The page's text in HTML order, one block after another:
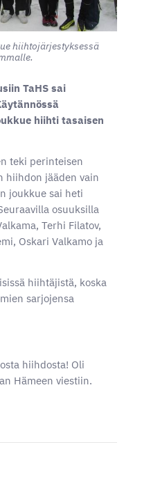
hiihtojärjestyksessä
TaHS sai
hiihti tasaisen
teki perinteisen
hiihdon jääden vain
joukkue sai heti
osuuksilla
Terhi Filatov,
Oskari Valkamo ja
hiihtäjistä, koska
sarjojensa
hiihdosta! Oli
Hämeen viestiin.